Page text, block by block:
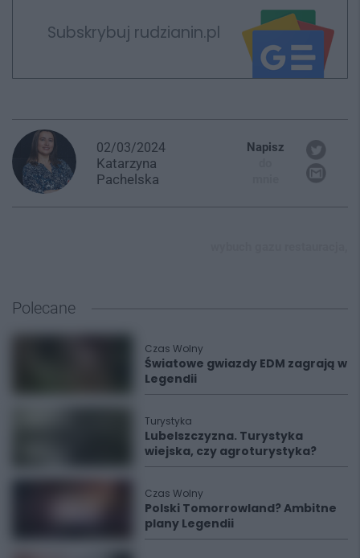
Subskrybuj rudzianin.pl
02/03/2024
Katarzyna
Pachelska
Napisz
Polecane
Czas Wolny
Światowe gwiazdy EDM zagrają w
Legendii
Turystyka
Lubelszczyzna. Turystyka
wiejska, czy agroturystyka?
Czas Wolny
Polski Tomorrowland? Ambitne
plany Legendii